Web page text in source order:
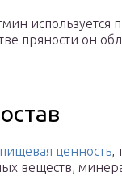
используется
пряности он
ценность,
веществ,